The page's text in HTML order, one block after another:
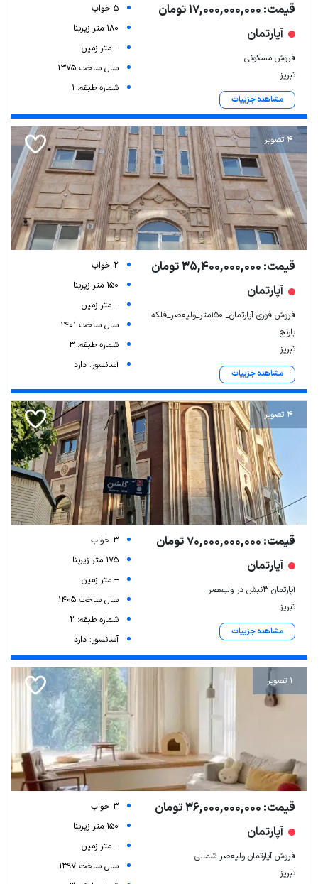
قیمت: 17,000,000,000 تومان
آپارتمان
فروش مسکونی
تبریز
مشاهده جزییات
5 خواب
180 متر زیربنا
-- متر زمین
سال ساخت 1375
شماره طبقه: 1
4 تصویر
قیمت: 35,400,000,000 تومان
آپارتمان
فروش فوری آپارتمان_ ۱۵۰متر_ولیعصر_فلکه
بارنج
تبریز
مشاهده جزییات
2 خواب
150 متر زیربنا
-- متر زمین
سال ساخت 1401
شماره طبقه: 3
آسانسور: دارد
4 تصویر
قیمت: 70,000,000,000 تومان
آپارتمان
آپارتمان ۳نبش در ولیعصر
تبریز
مشاهده جزییات
3 خواب
175 متر زیربنا
-- متر زمین
سال ساخت 1405
شماره طبقه: 2
آسانسور: دارد
1 تصویر
قیمت: 36,000,000,000 تومان
آپارتمان
فروش آپارتمان ولیعصر شمالی
تبریز
3 خواب
150 متر زیربنا
-- متر زمین
سال ساخت 1397